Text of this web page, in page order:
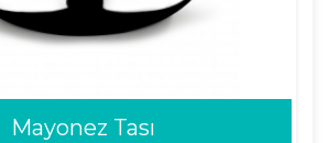
Mayonez Tası